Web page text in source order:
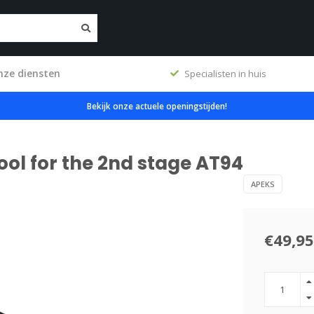
diensten Specialisten in huis
Bekijk onze actuele openingstijden!
for the 2nd stage AT94
APEKS
€49,95